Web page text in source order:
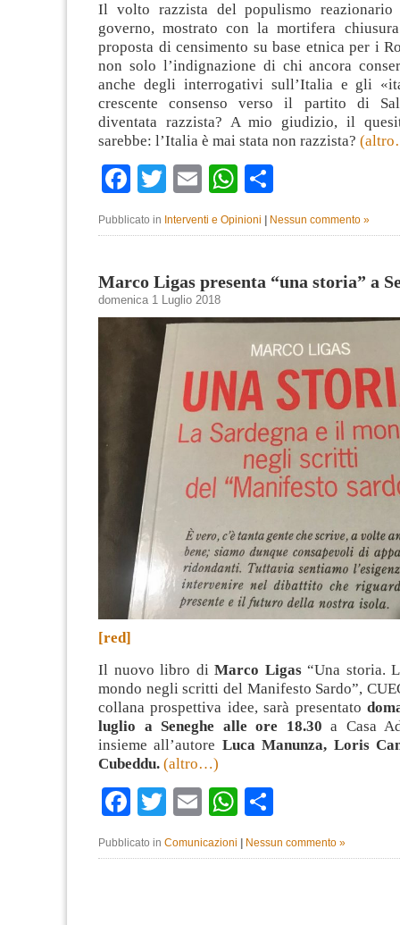
Il volto razzista del populismo reazionario
governo, mostrato con la mortifera
proposta di censimento su base etnica per i
non solo l’indignazione di chi ancora
anche degli interrogativi sull’Italia e gli
crescente consenso verso il partito di
diventata razzista? A mio giudizio, il
sarebbe: l’Italia è mai stata non razzista?
Facebook
TwitterEmailWhatsApp
Pubblicato in Interventi e Opinioni Nessun commento »
Marco Ligas presenta “una storia” a
domenica 1 Luglio 2018
[red]
Il nuovo libro diMarco Ligas“Una storia.
mondo negli scritti del Manifesto Sardo”,
collana prospettiva idee, sarà presentato
luglio a Seneghe alle ore 18.30 a Casa
insieme all’autore Luca Manunza, Loris
Cubeddu. (altro…)
Facebook
TwitterEmailWhatsApp
Pubblicato in Comunicazioni Nessun commento »